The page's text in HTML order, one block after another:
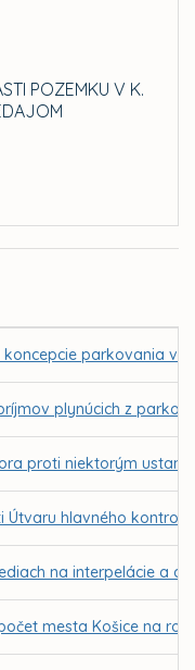
POZEMKU V K.
koncepcie parkovania v
plynúcich z
proti niektorým
Útvaru hlavného
na interpelácie a
mesta Košice na roky